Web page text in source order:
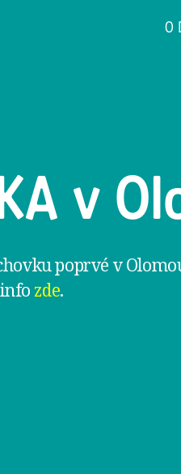
O
v
poprvé v
zde.